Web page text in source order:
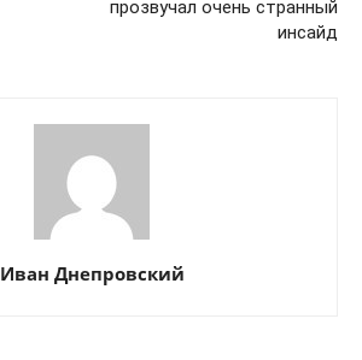
прозвучал очень странный
инсайд
Иван Днепровский